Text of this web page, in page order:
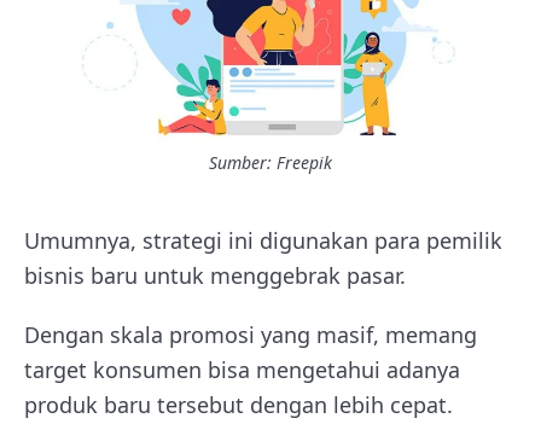
Sumber: Freepik
Umumnya, strategi ini digunakan para pemilik
bisnis baru untuk menggebrak pasar.
Dengan skala promosi yang masif, memang
target konsumen bisa mengetahui adanya
produk baru tersebut dengan lebih cepat.